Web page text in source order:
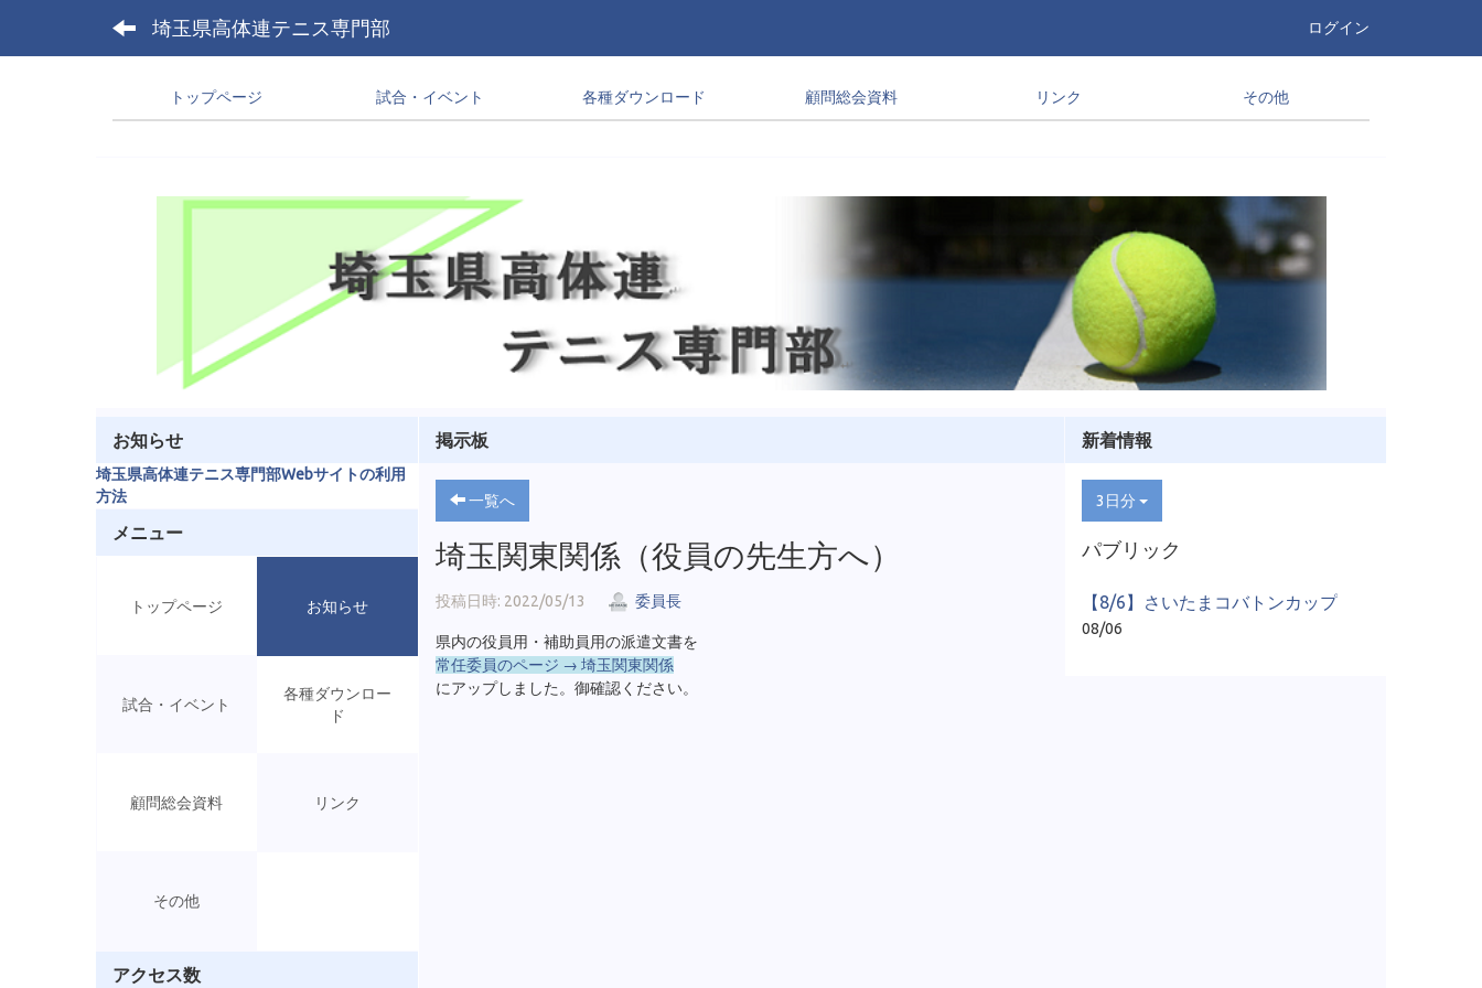
埼玉県高体連テニス専門部 ログイン
トップページ 試合・イベント 各種ダウンロード 顧問総会資料 リンク その他
掲示板
一覧へ
埼玉関東関係（役員の先生方へ）
投稿日時: 2022/05/13 委員長
県内の役員用・補助員用の派遣文書を
常任委員のページ → 埼玉関東関係
にアップしました。御確認ください。
お知らせ
埼玉県高体連テニス専門部Webサイトの利用
方法
メニュー
トップページ お知らせ
試合・イベント
各種ダウンロー
ド
顧問総会資料 リンク
その他
アクセス数
新着情報
3日分
パブリック
【8/6】さいたまコバトンカップ
08/06